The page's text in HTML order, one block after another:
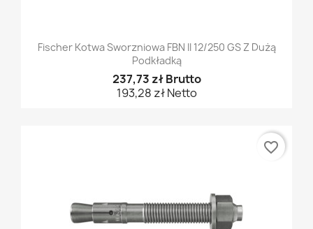
Fischer Kotwa Sworzniowa FBN II 12/250 GS Z Dużą
Podkładką
237,73 zł Brutto
193,28 zł Netto
favorite_border